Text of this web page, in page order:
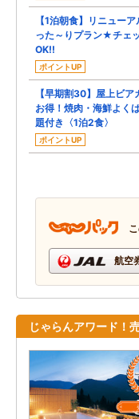
【1泊朝食】リニュー
った～りプラン★チェ
OK!!
ポイントUP
【早期割30】屋上ビ
お得！焼肉・海鮮よく
題付き〈1泊2食〉
ポイントUP
航空
じゃらんアワード！